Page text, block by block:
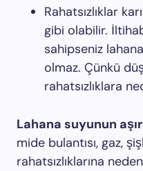
Rahatsızlıklar
gibi olabilir.
sahipseniz
olmaz. Çünkü
rahatsızlıklara
Lahana suyunun
mide bulantısı, gaz,
rahatsızlıklarına